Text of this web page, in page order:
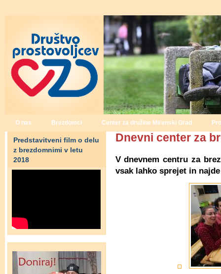
Main menu
O nas Brezdomci Center za družine Mirenski Grad
Predstavitveni film o delu
z brezdomnimi v letu
2018
Dnevni center za
V dnevnem centru za
vsak lahko sprejet in